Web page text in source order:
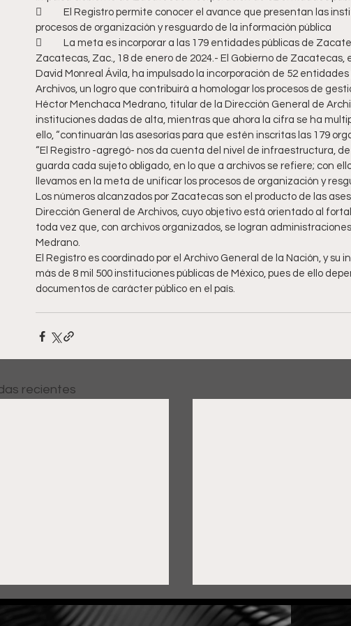
	El Registro permite conocer el avance que presentan las instituciones públicas en la mejora de sus
procesos de organización y resguardo de la información pública
	La meta es incorporar a las 179 entidades públicas de
Zacatecas, Zac., 18 de enero de 2024.- El Gobierno de
David Monreal Ávila, ha impulsado la incorporación de 52
Archivos, un logro que contribuirá a homologar los procesos de
Héctor Menchaca Medrano, titular de la Dirección General de
instituciones dadas de alta, mientras que ahora la cifra se ha
ello, “continuarán las asesorías para que estén inscritas las 179
“El Registro -agregó- nos da cuenta del nivel de infraestructura,
guarda cada sujeto obligado, en lo que a archivos se refiere; con
llevamos en la meta de unificar los procesos de organización y
Los números alcanzados por Zacatecas son el producto de las
Dirección General de Archivos, cuyo objetivo está orientado al
toda vez que, con archivos organizados, se logran
Medrano.
El Registro es coordinado por el Archivo General de la Nación, y su
más de 8 mil 500 instituciones públicas de México, pues de ello
documentos de carácter público en el país.
recientes